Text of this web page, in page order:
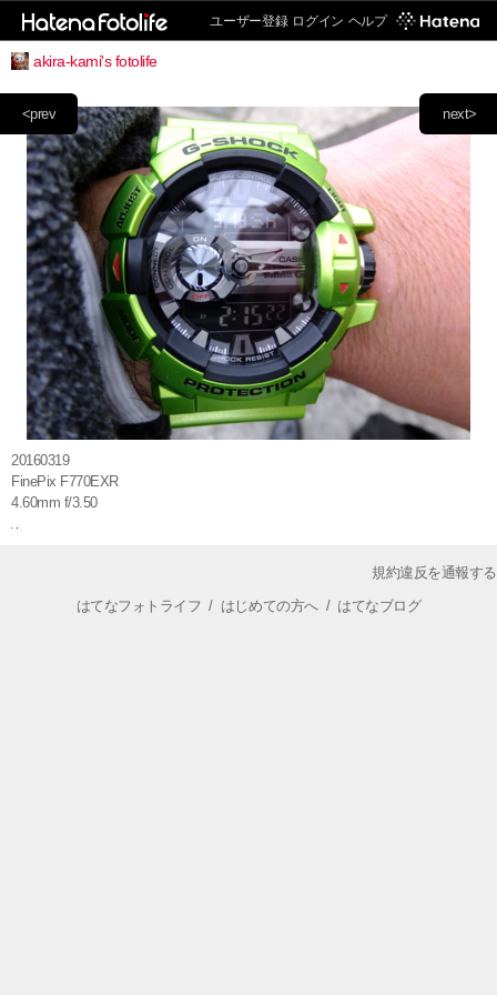
ユーザー登録 ログイン ヘルプ
akira-kami's fotolife
next>
<prev
20160319
FinePix F770EXR
4.60mm f/3.50
規約違反を通報する
はてなフォトライフ / はじめての方へ/ はてなブログ